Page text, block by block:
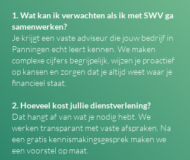
1. Wat kan ik verwachten als ik met SWV ga
samenwerken?
Je krijgt een vaste adviseur die jouw bedrijf in
Panningen echt leert kennen. We maken
complexe cijfers begrijpelijk, wijzen je proactief
op kansen en zorgen dat je altijd weet waar je
financieel staat.
2. Hoeveel kost jullie dienstverlening?
Dat hangt af van wat je nodig hebt. We
werken transparant met vaste afspraken. Na
een gratis kennismakingsgesprek maken we
een voorstel op maat.